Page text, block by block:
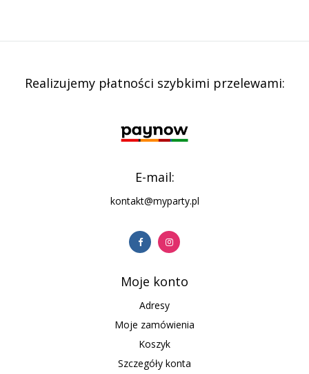
Realizujemy płatności szybkimi przelewami:
E-mail:
kontakt@myparty.pl
Moje konto
Adresy
Moje zamówienia
Koszyk
Szczegóły konta